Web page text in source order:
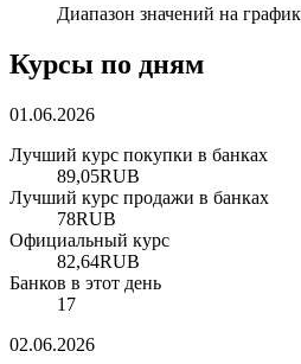
Диапазон значений на
Курсы по дням
01.06.2026
Лучший курс покупки в банках
89,05RUB
Лучший курс продажи в банках
78RUB
Официальный курс
82,64RUB
Банков в этот день
17
02.06.2026